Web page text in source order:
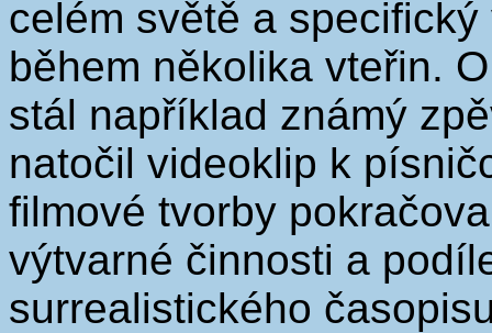
celém světě a
během několika vteřin.
stál například známý
natočil videoklip k
filmové tvorby
výtvarné činnosti a
surrealistického